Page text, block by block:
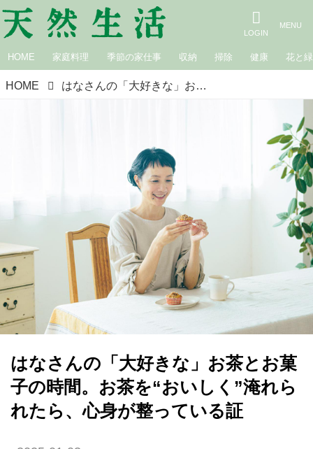
HOME 家庭料理 季節の家仕事 収納 掃除 健康 花と緑
HOME はなさんの「大好きな」お茶とお菓子の時間。お茶を“おいしく”淹れられたら、心身が整っている証
はなさんの「大好きな」お茶とお菓
子の時間。お茶を“おいしく”淹れら
れたら、心身が整っている証